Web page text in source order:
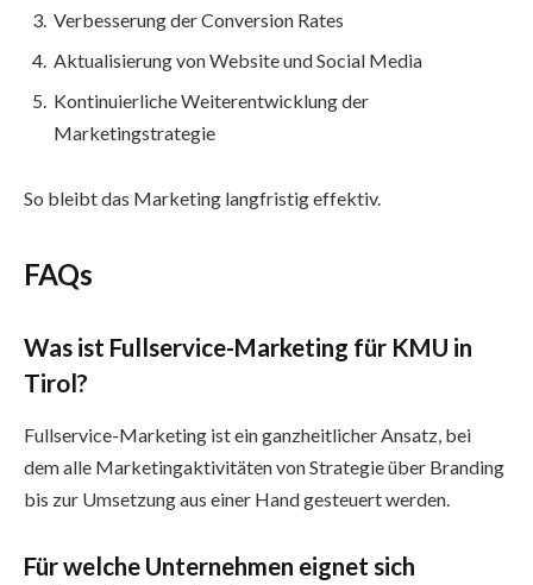
Verbesserung der Conversion Rates
Aktualisierung von Website und Social Media
Kontinuierliche Weiterentwicklung der
Marketingstrategie
So bleibt das Marketing langfristig effektiv.
FAQs
Was ist Fullservice-Marketing für KMU in
Tirol?
Fullservice-Marketing ist ein ganzheitlicher Ansatz, bei
dem alle Marketingaktivitäten von Strategie über Branding
bis zur Umsetzung aus einer Hand gesteuert werden.
Für welche Unternehmen eignet sich